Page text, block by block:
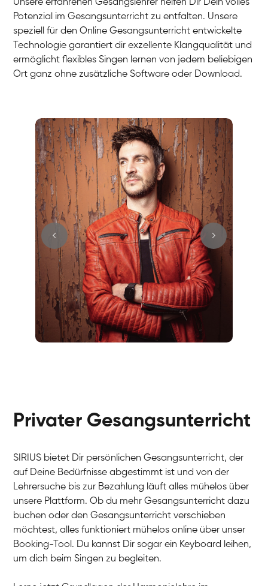
Unsere erfahrenen Gesangslehrer helfen Dir Dein volles
Potenzial im Gesangsunterricht zu entfalten. Unsere
speziell für den Online Gesangsunterricht entwickelte
Technologie garantiert dir exzellente Klangqualität und
ermöglicht flexibles Singen lernen von jedem beliebigen
Ort ganz ohne zusätzliche Software oder Download.
Stefan
Gesang / Vocal
Gesang / Vocal
Anna
Gesang / Vocal
Gesang / Vocal
Gesang / Vocal
Gesang / Vocal
Gesang / Vocal
Gesang / Vocal
Gesang / Vocal
Gesang / Vocal
Privater Gesangsunterricht
SIRIUS bietet Dir persönlichen Gesangsunterricht, der
auf Deine Bedürfnisse abgestimmt ist und von der
Lehrersuche bis zur Bezahlung läuft alles mühelos über
unsere Plattform. Ob du mehr Gesangsunterricht dazu
buchen oder den Gesangsunterricht verschieben
möchtest, alles funktioniert mühelos online über unser
Booking-Tool. Du kannst Dir sogar ein Keyboard leihen,
um dich beim Singen zu begleiten.